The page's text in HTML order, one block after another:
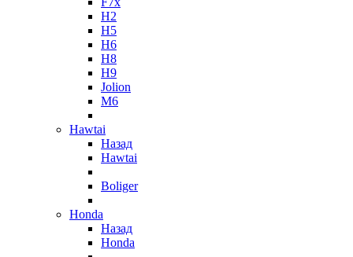
H2
H5
H6
H8
H9
Jolion
M6
Hawtai
Назад
Hawtai
Boliger
Honda
Назад
Honda